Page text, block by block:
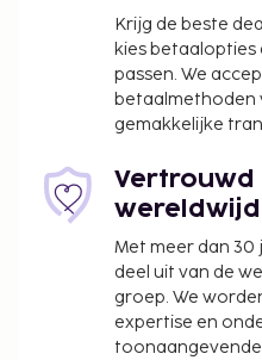
Krijg de beste
kies
passen. We
betaalmethoden
gemakkelijke
Vertrouwd
wereldwijd
Met meer dan 30
deel uit van de
groep. We
expertise en